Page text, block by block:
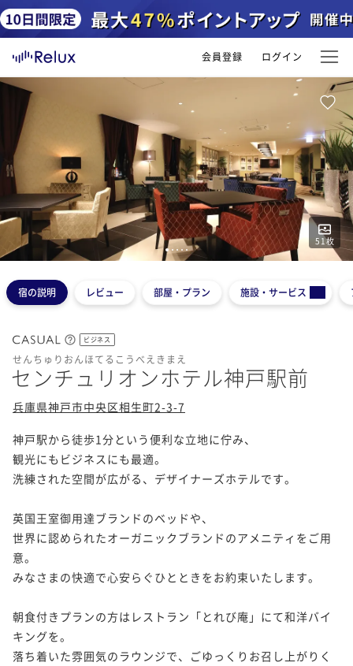
会員登録 ログイン
51枚
1 2 345
宿の説明 レビュー 部屋・プラン 施設・サービス
ビジネス
せんちゅりおんほてるこうべえきまえ
センチュリオンホテル神戸駅前
兵庫県神戸市中央区相生町2-3-7
神戸駅から徒歩1分という便利な立地に佇み、
観光にもビジネスにも最適。
洗練された空間が広がる、デザイナーズホテルです。
英国王室御用達ブランドのベッドや、
世界に認められたオーガニックブランドのアメニティをご用
意。
みなさまの快適で心安らぐひとときをお約束いたします。
朝食付きプランの方はレストラン「とれび庵」にて和洋バイ
キングを。
落ち着いた雰囲気のラウンジで、ごゆっくりお召し上がりく